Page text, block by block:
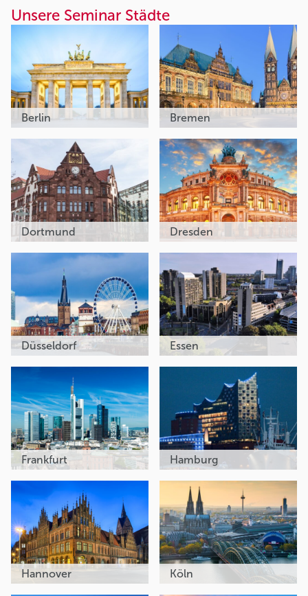
Unsere Seminar Städte
Berlin Bremen
Dortmund Dresden
Düsseldorf Essen
Frankfurt Hamburg
Hannover Köln